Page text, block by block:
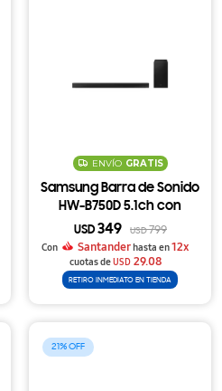
ENVÍO GRATIS
Samsung Barra de Sonido
HW-B750D 5.1ch con
Subwoofer Inalámbrico y
DTS Virtual X
USD 349 USD799
Con
Santanderhasta en12x
cuotas deUSD 29.08
RETIRO INMEDIATO EN TIENDA
21